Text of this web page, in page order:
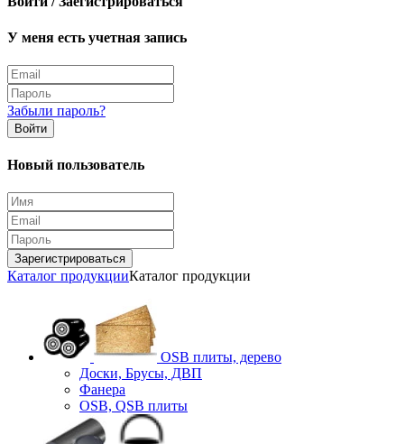
У меня есть учетная запись
Забыли пароль?
Войти
Новый пользователь
Зарегистрироваться
Каталог продукцииКаталог продукции
OSB плиты, дерево
Доски, Брусы, ДВП
Фанера
OSB, QSB плиты